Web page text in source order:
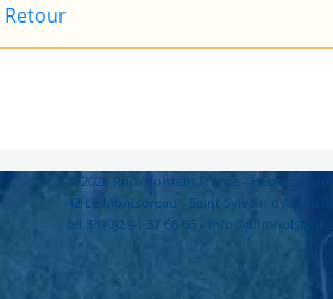
Retour
© 2026 Prim'Holstein France -
42 Le Montsoreau - Saint Sylvain d'Anjou
tel 33 (0)2 41 37 66 66 -